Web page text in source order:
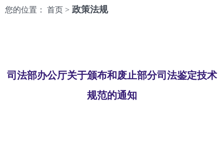
司法部办公厅关于颁布和废止部分司法鉴定技术
规范的通知
您的位置： 首页 > 政策法规